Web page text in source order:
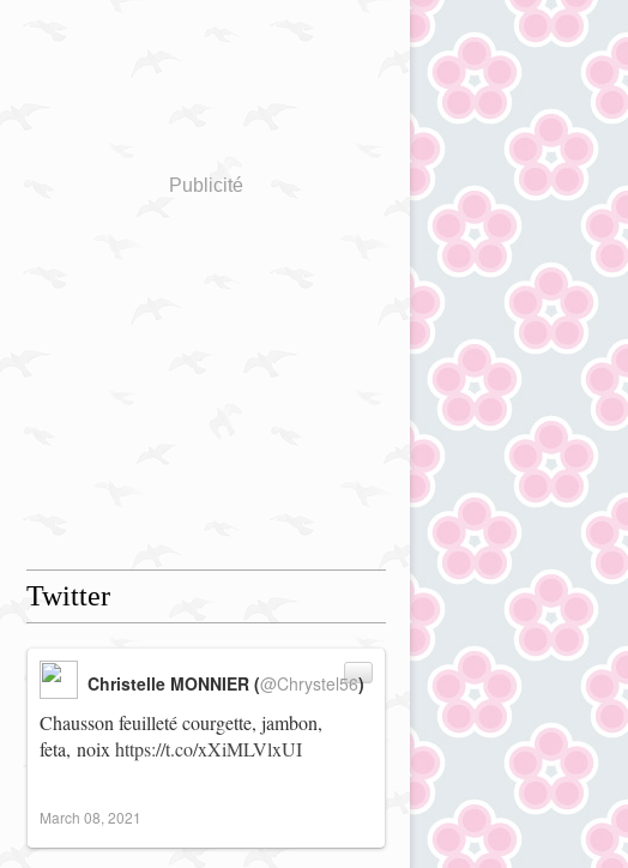
Publicité
Twitter
Chausson feuilleté courgette, jambon,
feta, noix https://t.co/xXiMLVlxUI
Christelle MONNIER (@Chrystel56)
March 08, 2021